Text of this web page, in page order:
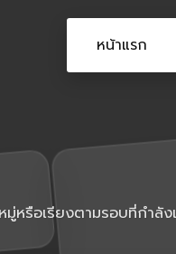
หน้าแรก
หรือเรียงตามรอบที่กำลัง